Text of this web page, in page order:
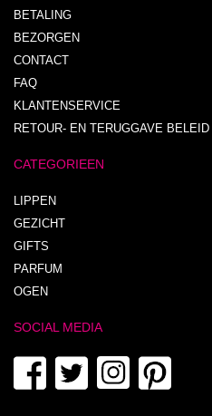
BETALING
BEZORGEN
CONTACT
FAQ
KLANTENSERVICE
RETOUR- EN TERUGGAVE BELEID
CATEGORIEEN
LIPPEN
GEZICHT
GIFTS
PARFUM
OGEN
SOCIAL MEDIA